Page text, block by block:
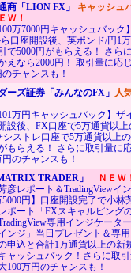
商「LION FX」 キャッシュ
！
万7000円キャッシュバック
口座開設後、英ポンド/円1
で5000円がもらえる！ さら
えなら2000円！ 取引量に応
のチャンスも！
ーズ証券「みんなのFX」 人
101万円キャッシュバック】ザ
設後、FX口座で5万通貨以
シストレ口座で5万通貨以上
もらえる！ さらに取引量に
のチャンスも！
TRADER」
ＮＥＷ！
彦レポート＆TradingViewイ
5000円】口座開設完了で小林
ポート「FXスキャルピングの
専用インジケータ
ンジ」当日プレゼント＆専
申込と合計1万通貨以上の新
ャッシュバック！さらに取
100万円のチャンスも！